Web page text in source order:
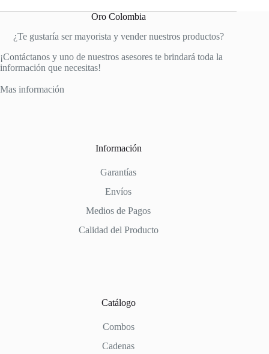
Oro Colombia
¿Te gustaría ser mayorista y vender nuestros productos?
¡Contáctanos y uno de nuestros asesores te brindará toda la
información que necesitas!
Mas información
Información
Garantías
Envíos
Medios de Pagos
Calidad del Producto
Catálogo
Combos
Cadenas